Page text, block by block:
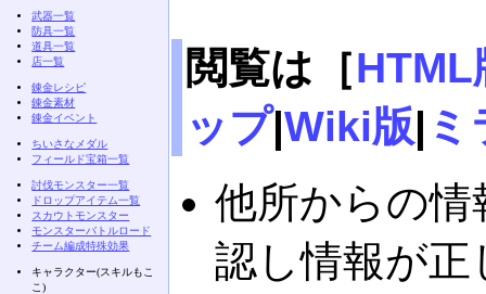
閲覧は［HTML
ップ|Wiki版| ミ
他所からの情
認し情報が
武器一覧
防具一覧
道具一覧
店一覧
錬金レシピ
錬金素材
錬金イベント
ちいさなメダル
フィールド宝箱一覧
討伐モンスター一覧
ドロップアイテム一覧
スカウトモンスター
モンスターバトルロード
チーム編成特殊効果
キャラクター(スキルもこ
こ)